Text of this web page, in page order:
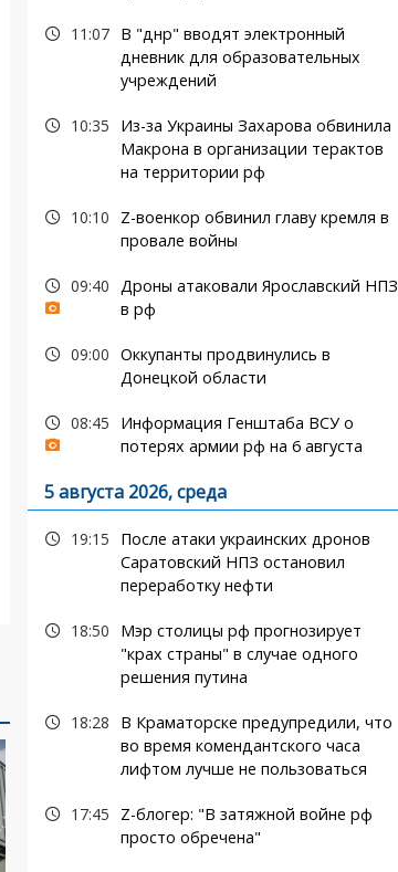
11:07
В "днр" вводят электронный
дневник для образовательных
учреждений
10:35
Из-за Украины Захарова обвинила
Макрона в организации терактов
на территории рф
10:10
Z-военкор обвинил главу кремля в
провале войны
09:40 Дроны атаковали Ярославский НПЗ
в рф
09:00 Оккупанты продвинулись в
Донецкой области
08:45
Информация Генштаба ВСУ о
потерях армии рф на 6 августа
5 августа 2026, среда
19:15
После атаки украинских дронов
Саратовский НПЗ остановил
переработку нефти
18:50
Мэр столицы рф прогнозирует
"крах страны" в случае одного
решения путина
18:28
В Краматорске предупредили, что
во время комендантского часа
лифтом лучше не пользоваться
17:45
Z-блогер: "В затяжной войне рф
просто обречена"